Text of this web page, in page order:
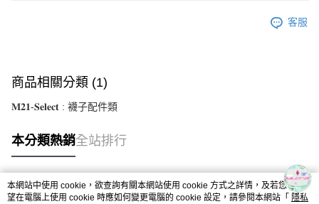
客服
商品相關分類 (1)
𝐌𝟐𝟏-𝐒𝐞𝐥𝐞𝐜𝐭 : 襪子配件類
本分類熱銷全站排行
熱門標籤
本網站中使用 cookie，欲查詢有關本網站使用 cookie 方式之詳情，及若您不希
望在電腦上使用 cookie 時應如何變更電腦的 cookie 設定，請參閱本網站「 隱私